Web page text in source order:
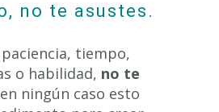
no te asustes.
tiempo,
o habilidad, no te
ningún caso esto